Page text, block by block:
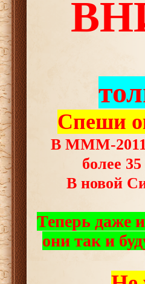
Спеши
В МММ-2011
более
В новой
Теперь даже
они так и